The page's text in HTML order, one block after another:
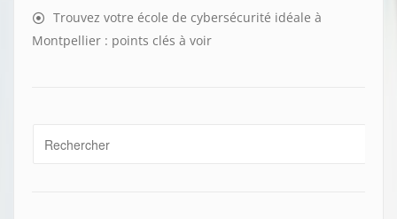
Trouvez votre école de cybersécurité idéale à
Montpellier : points clés à voir